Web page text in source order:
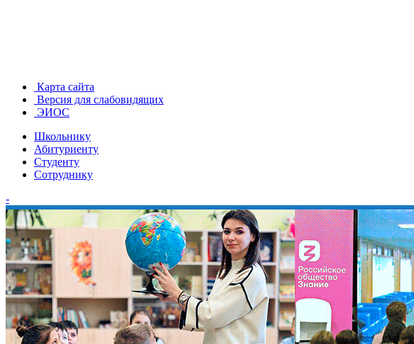
Карта сайта
Версия для слабовидящих
ЭИОС
Школьнику
Абитуриенту
Студенту
Сотруднику
-